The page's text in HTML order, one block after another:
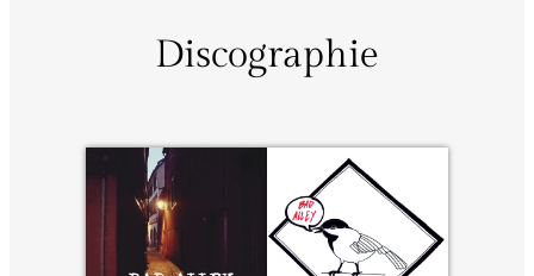
Discographie